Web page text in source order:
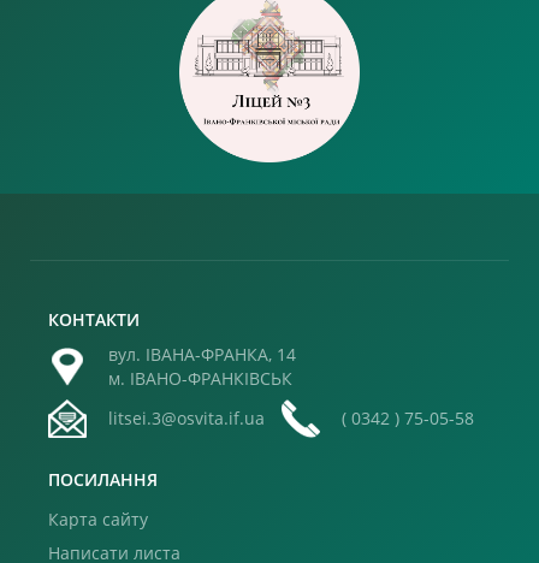
КОНТАКТИ
вул. ІВАНА-ФРАНКА, 14
м. ІВАНО-ФРАНКІВСЬК
litsei.3@osvita.if.ua
( 0342 ) 75-05-58
ПОСИЛАННЯ
Карта сайту
Написати листа